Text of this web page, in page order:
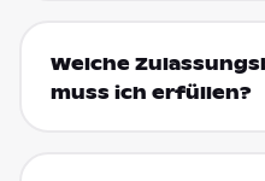
Welche
muss ich erfüllen?